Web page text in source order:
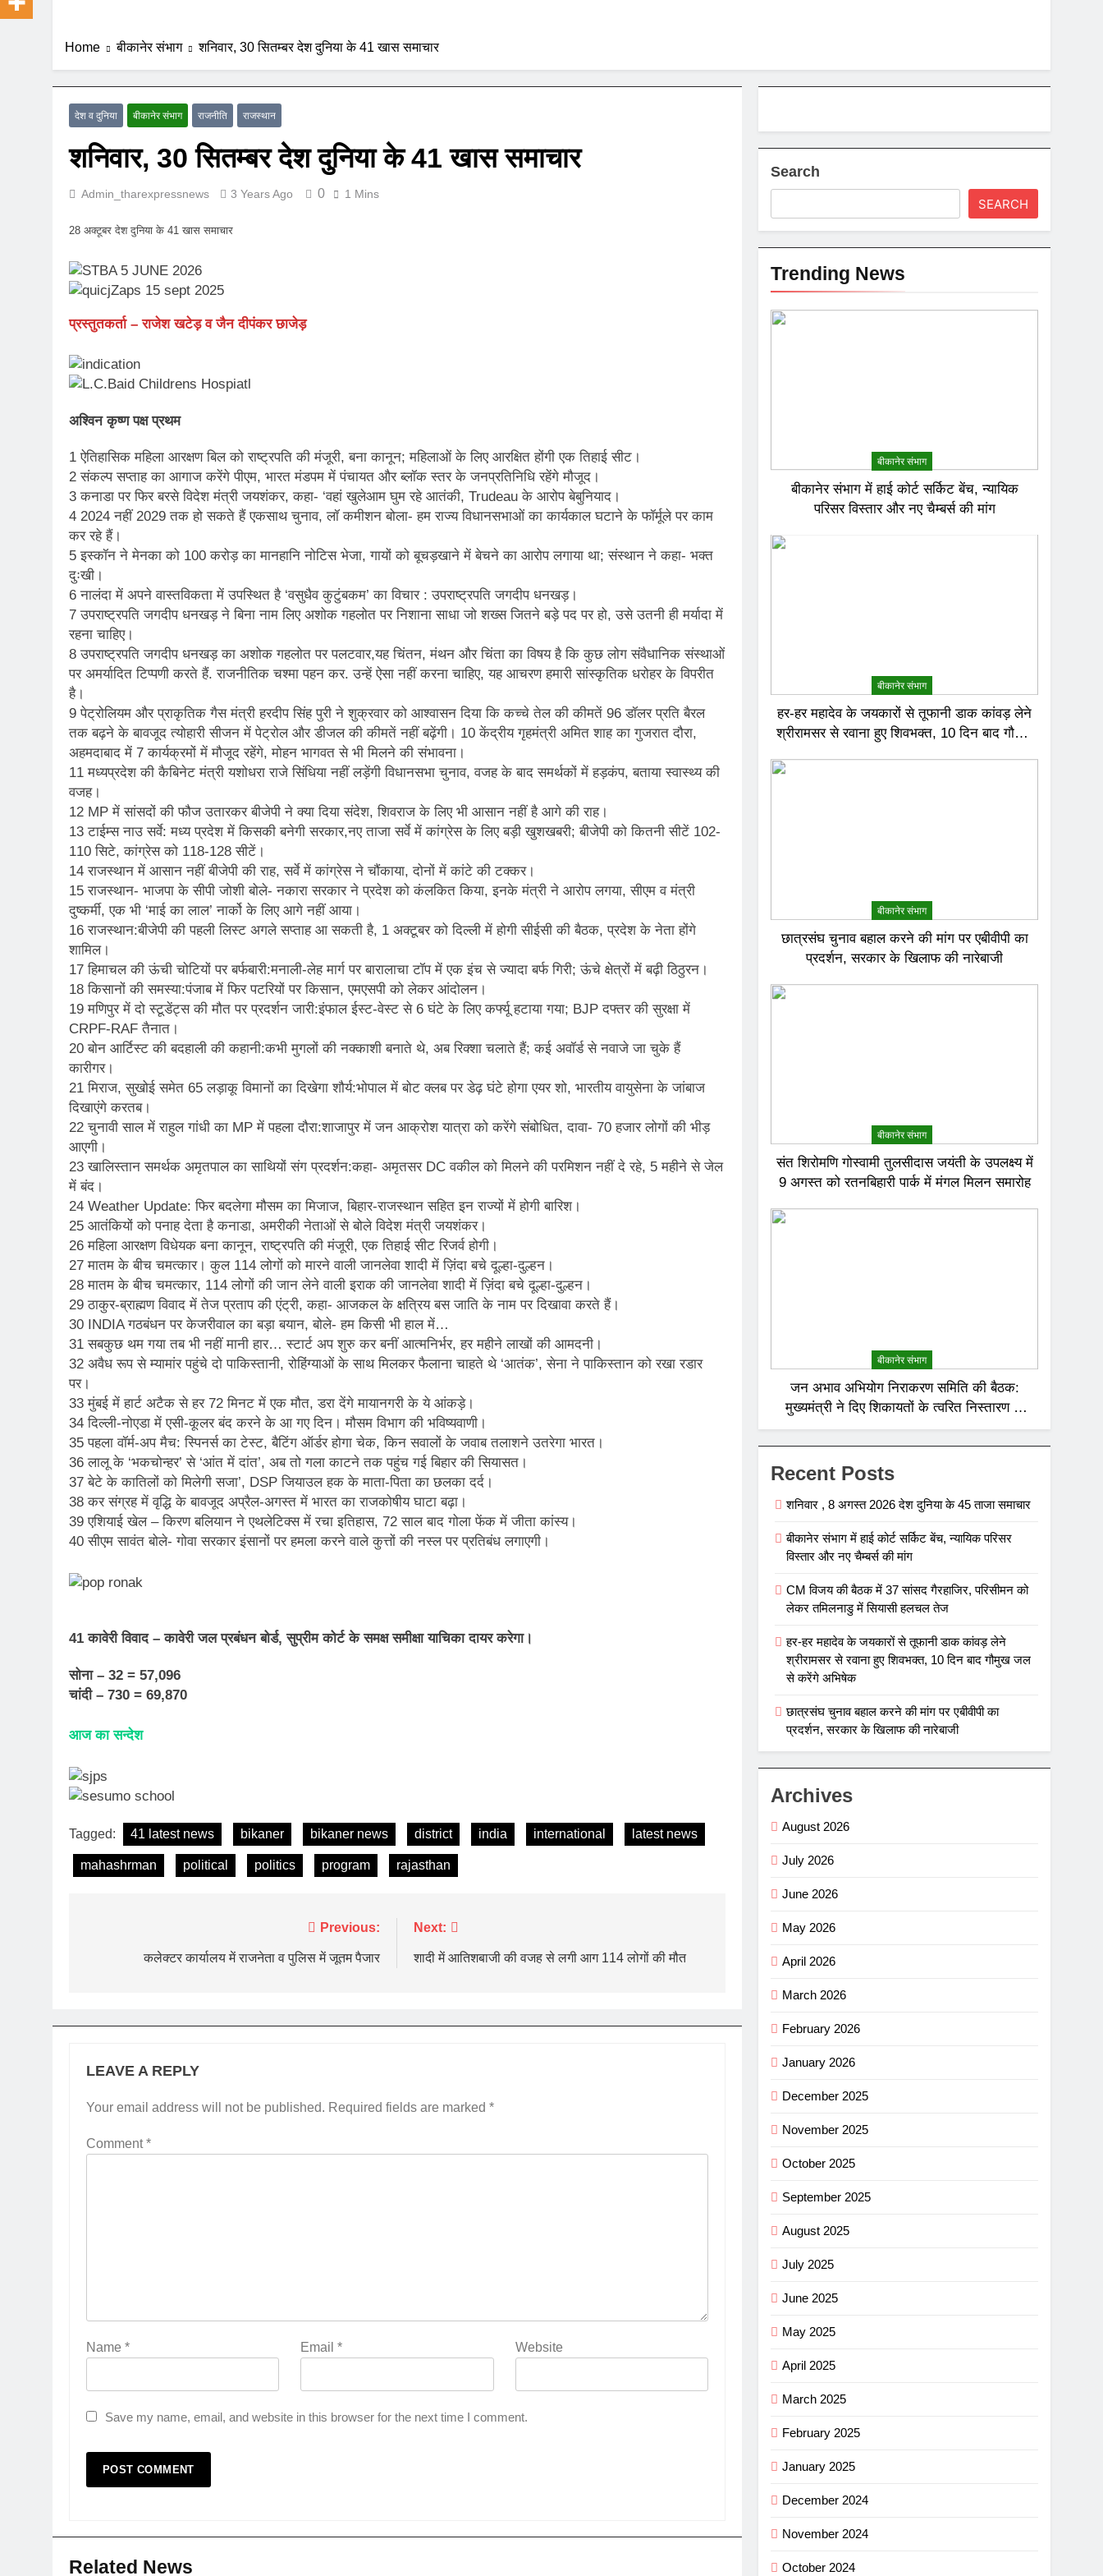
Home बीकानेर संभाग शनिवार, 30 सितम्बर देश दुनिया के 41 खास समाचार
देश व दुनिया बीकानेर संभाग राजनीति राजस्थान
शनिवार, 30 सितम्बर देश दुनिया के 41 खास समाचार
Admin_tharexpressnews 3 Years Ago 0 1 Mins
28 अक्टूबर देश दुनिया के 41 खास समाचार
प्रस्तुतकर्ता – राजेश खटेड़ व जैन दीपंकर छाजेड़
अश्विन कृष्ण पक्ष प्रथम
1 ऐतिहासिक महिला आरक्षण बिल को राष्ट्रपति की मंजूरी, बना कानून; महिलाओं के लिए आरक्षित होंगी एक तिहाई सीट।
2 संकल्प सप्ताह का आगाज करेंगे पीएम, भारत मंडपम में पंचायत और ब्लॉक स्तर के जनप्रतिनिधि रहेंगे मौजूद।
3 कनाडा पर फिर बरसे विदेश मंत्री जयशंकर, कहा- ‘वहां खुलेआम घुम रहे आतंकी, Trudeau के आरोप बेबुनियाद।
4 2024 नहीं 2029 तक हो सकते हैं एकसाथ चुनाव, लॉ कमीशन बोला- हम राज्य विधानसभाओं का कार्यकाल घटाने के फॉर्मूले पर काम
कर रहे हैं।
5 इस्कॉन ने मेनका को 100 करोड़ का मानहानि नोटिस भेजा, गायों को बूचड़खाने में बेचने का आरोप लगाया था; संस्थान ने कहा- भक्त
दुःखी।
6 नालंदा में अपने वास्तविकता में उपस्थित है ‘वसुधैव कुटुंबकम’ का विचार : उपराष्ट्रपति जगदीप धनखड़।
7 उपराष्ट्रपति जगदीप धनखड़ ने बिना नाम लिए अशोक गहलोत पर निशाना साधा जो शख्स जितने बड़े पद पर हो, उसे उतनी ही मर्यादा में
रहना चाहिए।
8 उपराष्ट्रपति जगदीप धनखड़ का अशोक गहलोत पर पलटवार,यह चिंतन, मंथन और चिंता का विषय है कि कुछ लोग संवैधानिक संस्थाओं
पर अमर्यादित टिप्पणी करते हैं. राजनीतिक चश्मा पहन कर. उन्हें ऐसा नहीं करना चाहिए, यह आचरण हमारी सांस्कृतिक धरोहर के विपरीत
है।
9 पेट्रोलियम और प्राकृतिक गैस मंत्री हरदीप सिंह पुरी ने शुक्रवार को आश्वासन दिया कि कच्चे तेल की कीमतें 96 डॉलर प्रति बैरल
तक बढ़ने के बावजूद त्योहारी सीजन में पेट्रोल और डीजल की कीमतें नहीं बढ़ेंगी। 10 केंद्रीय गृहमंत्री अमित शाह का गुजरात दौरा,
अहमदाबाद में 7 कार्यक्रमों में मौजूद रहेंगे, मोहन भागवत से भी मिलने की संभावना।
11 मध्यप्रदेश की कैबिनेट मंत्री यशोधरा राजे सिंधिया नहीं लड़ेंगी विधानसभा चुनाव, वजह के बाद समर्थकों में हड़कंप, बताया स्वास्थ्य की
वजह।
12 MP में सांसदों की फौज उतारकर बीजेपी ने क्या दिया संदेश, शिवराज के लिए भी आसान नहीं है आगे की राह।
13 टाईम्स नाउ सर्वे: मध्य प्रदेश में किसकी बनेगी सरकार,नए ताजा सर्वे में कांग्रेस के लिए बड़ी खुशखबरी; बीजेपी को कितनी सीटें 102-
110 सिटे, कांग्रेस को 118-128 सीटें।
14 राजस्थान में आसान नहीं बीजेपी की राह, सर्वे में कांग्रेस ने चौंकाया, दोनों में कांटे की टक्कर।
15 राजस्थान- भाजपा के सीपी जोशी बोले- नकारा सरकार ने प्रदेश को कंलकित किया, इनके मंत्री ने आरोप लगया, सीएम व मंत्री
दुष्कर्मी, एक भी ‘माई का लाल’ नार्को के लिए आगे नहीं आया।
16 राजस्थान:बीजेपी की पहली लिस्ट अगले सप्ताह आ सकती है, 1 अक्टूबर को दिल्ली में होगी सीईसी की बैठक, प्रदेश के नेता होंगे
शामिल।
17 हिमाचल की ऊंची चोटियों पर बर्फबारी:मनाली-लेह मार्ग पर बारालाचा टॉप में एक इंच से ज्यादा बर्फ गिरी; ऊंचे क्षेत्रों में बढ़ी ठिठुरन।
18 किसानों की समस्या:पंजाब में फिर पटरियों पर किसान, एमएसपी को लेकर आंदोलन।
19 मणिपुर में दो स्टूडेंट्स की मौत पर प्रदर्शन जारी:इंफाल ईस्ट-वेस्ट से 6 घंटे के लिए कर्फ्यू हटाया गया; BJP दफ्तर की सुरक्षा में
CRPF-RAF तैनात।
20 बोन आर्टिस्ट की बदहाली की कहानी:कभी मुगलों की नक्काशी बनाते थे, अब रिक्शा चलाते हैं; कई अवॉर्ड से नवाजे जा चुके हैं
कारीगर।
21 मिराज, सुखोई समेत 65 लड़ाकू विमानों का दिखेगा शौर्य:भोपाल में बोट क्लब पर डेढ़ घंटे होगा एयर शो, भारतीय वायुसेना के जांबाज
दिखाएंगे करतब।
22 चुनावी साल में राहुल गांधी का MP में पहला दौरा:शाजापुर में जन आक्रोश यात्रा को करेंगे संबोधित, दावा- 70 हजार लोगों की भीड़
आएगी।
23 खालिस्तान समर्थक अमृतपाल का साथियों संग प्रदर्शन:कहा- अमृतसर DC वकील को मिलने की परमिशन नहीं दे रहे, 5 महीने से जेल
में बंद।
24 Weather Update: फिर बदलेगा मौसम का मिजाज, बिहार-राजस्थान सहित इन राज्यों में होगी बारिश।
25 आतंकियों को पनाह देता है कनाडा, अमरीकी नेताओं से बोले विदेश मंत्री जयशंकर।
26 महिला आरक्षण विधेयक बना कानून, राष्ट्रपति की मंजूरी, एक तिहाई सीट रिजर्व होगी।
27 मातम के बीच चमत्कार। कुल 114 लोगों को मारने वाली जानलेवा शादी में ज़िंदा बचे दूल्हा-दुल्हन।
28 मातम के बीच चमत्कार, 114 लोगों की जान लेने वाली इराक की जानलेवा शादी में ज़िंदा बचे दूल्हा-दुल्हन।
29 ठाकुर-ब्राह्मण विवाद में तेज प्रताप की एंट्री, कहा- आजकल के क्षत्रिय बस जाति के नाम पर दिखावा करते हैं।
30 INDIA गठबंधन पर केजरीवाल का बड़ा बयान, बोले- हम किसी भी हाल में…
31 सबकुछ थम गया तब भी नहीं मानी हार… स्टार्ट अप शुरु कर बनीं आत्मनिर्भर, हर महीने लाखों की आमदनी।
32 अवैध रूप से म्यामांर पहुंचे दो पाकिस्तानी, रोहिंग्याओं के साथ मिलकर फैलाना चाहते थे ‘आतंक’, सेना ने पाकिस्तान को रखा रडार
पर।
33 मुंबई में हार्ट अटैक से हर 72 मिनट में एक मौत, डरा देंगे मायानगरी के ये आंकड़े।
34 दिल्ली-नोएडा में एसी-कूलर बंद करने के आ गए दिन। मौसम विभाग की भविष्यवाणी।
35 पहला वॉर्म-अप मैच: स्पिनर्स का टेस्ट, बैटिंग ऑर्डर होगा चेक, किन सवालों के जवाब तलाशने उतरेगा भारत।
36 लालू के ‘भकचोन्हर’ से ‘आंत में दांत’, अब तो गला काटने तक पहुंच गई बिहार की सियासत।
37 बेटे के कातिलों को मिलेगी सजा’, DSP जियाउल हक के माता-पिता का छलका दर्द।
38 कर संग्रह में वृद्धि के बावजूद अप्रैल-अगस्त में भारत का राजकोषीय घाटा बढ़ा।
39 एशियाई खेल – किरण बलियान ने एथलेटिक्स में रचा इतिहास, 72 साल बाद गोला फेंक में जीता कांस्य।
40 सीएम सावंत बोले- गोवा सरकार इंसानों पर हमला करने वाले कुत्तों की नस्ल पर प्रतिबंध लगाएगी।
41 कावेरी विवाद – कावेरी जल प्रबंधन बोर्ड, सुप्रीम कोर्ट के समक्ष समीक्षा याचिका दायर करेगा।
सोना – 32 = 57,096
चांदी – 730 = 69,870
आज का सन्देश
Tagged: 41 latest news bikaner bikaner news district india international latest news
mahashrman political politics program rajasthan
navigation
Previous:
कलेक्टर कार्यालय में राजनेता व पुलिस में जूतम पैजार
Next:
शादी में आतिशबाजी की वजह से लगी आग 114 लोगों की मौत
LEAVE A REPLY
Your email address will not be published. Required fields are marked *
Comment*
Name * Email* Website
Save my name, email, and website in this browser for the next time I comment.
Related News
Search
SEARCH
Trending News
बीकानेर संभाग
बीकानेर संभाग में हाई कोर्ट सर्किट बेंच, न्यायिक
परिसर विस्तार और नए चैम्बर्स की मांग
बीकानेर संभाग
हर-हर महादेव के जयकारों से तूफानी डाक कांवड़ लेने
श्रीरामसर से रवाना हुए शिवभक्त, 10 दिन बाद गौमुख
बीकानेर संभाग
छात्रसंघ चुनाव बहाल करने की मांग पर एबीवीपी का
प्रदर्शन, सरकार के खिलाफ की नारेबाजी
बीकानेर संभाग
संत शिरोमणि गोस्वामी तुलसीदास जयंती के उपलक्ष्य में
9 अगस्त को रतनबिहारी पार्क में मंगल मिलन समारोह
बीकानेर संभाग
जन अभाव अभियोग निराकरण समिति की बैठक:
मुख्यमंत्री ने दिए शिकायतों के त्वरित निस्तारण के
निर्देश; अनावश्यक बिजली कटौती पर सख्त रुख
Recent Posts
शनिवार , 8 अगस्त 2026 देश दुनिया के 45 ताजा समाचार
बीकानेर संभाग में हाई कोर्ट सर्किट बेंच, न्यायिक परिसर
विस्तार और नए चैम्बर्स की मांग
CM विजय की बैठक में 37 सांसद गैरहाजिर, परिसीमन को
लेकर तमिलनाडु में सियासी हलचल तेज
हर-हर महादेव के जयकारों से तूफानी डाक कांवड़ लेने
श्रीरामसर से रवाना हुए शिवभक्त, 10 दिन बाद गौमुख जल
से करेंगे अभिषेक
छात्रसंघ चुनाव बहाल करने की मांग पर एबीवीपी का
प्रदर्शन, सरकार के खिलाफ की नारेबाजी
Archives
August 2026
July 2026
June 2026
May 2026
April 2026
March 2026
February 2026
January 2026
December 2025
November 2025
October 2025
September 2025
August 2025
July 2025
June 2025
May 2025
April 2025
March 2025
February 2025
January 2025
December 2024
November 2024
October 2024